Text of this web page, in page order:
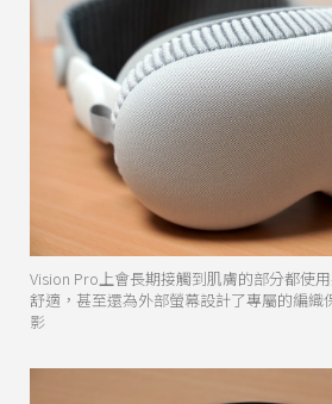
Vision Pro上會長期接觸到肌膚的部分都使
舒適，甚至還為外部螢幕設計了專屬的編織
影